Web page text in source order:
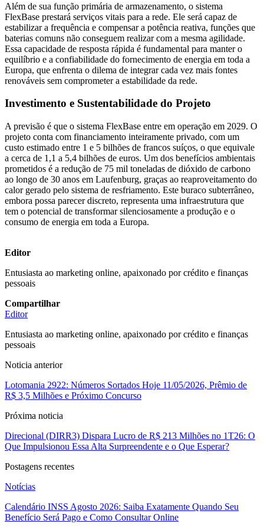
Além de sua função primária de armazenamento, o sistema
FlexBase prestará serviços vitais para a rede. Ele será capaz de
estabilizar a frequência e compensar a potência reativa, funções que
baterias comuns não conseguem realizar com a mesma agilidade.
Essa capacidade de resposta rápida é fundamental para manter o
equilíbrio e a confiabilidade do fornecimento de energia em toda a
Europa, que enfrenta o dilema de integrar cada vez mais fontes
renováveis sem comprometer a estabilidade da rede.
Investimento e Sustentabilidade do Projeto
A previsão é que o sistema FlexBase entre em operação em 2029. O
projeto conta com financiamento inteiramente privado, com um
custo estimado entre 1 e 5 bilhões de francos suíços, o que equivale
a cerca de 1,1 a 5,4 bilhões de euros. Um dos benefícios ambientais
prometidos é a redução de 75 mil toneladas de dióxido de carbono
ao longo de 30 anos em Laufenburg, graças ao reaproveitamento do
calor gerado pelo sistema de resfriamento. Este buraco subterrâneo,
embora possa parecer discreto, representa uma infraestrutura que
tem o potencial de transformar silenciosamente a produção e o
consumo de energia em toda a Europa.
Editor
Entusiasta ao marketing online, apaixonado por crédito e finanças
pessoais
Compartilhar
Editor
Entusiasta ao marketing online, apaixonado por crédito e finanças
pessoais
Noticia anterior
Lotomania 2922: Números Sortados Hoje 11/05/2026, Prêmio de
R$ 3,5 Milhões e Próximo Concurso
Próxima noticia
Direcional (DIRR3) Dispara Lucro de R$ 213 Milhões no 1T26: O
Que Impulsionou Essa Alta Surpreendente e o Que Esperar?
Postagens recentes
Notícias
Calendário INSS Agosto 2026: Saiba Exatamente Quando Seu
Benefício Será Pago e Como Consultar Online